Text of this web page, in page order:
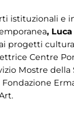
istituzionali e
,
progetti
Centre
Mostre